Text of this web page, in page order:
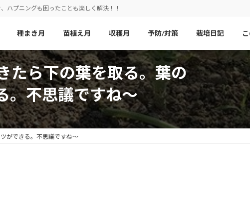
ハプニングも困ったことも楽しく解決！！
種まき月 苗植え月 収穫月 予防/対策 栽培日記
たら下の葉を取る。葉の
。不思議ですね〜
ができる。不思議ですね〜